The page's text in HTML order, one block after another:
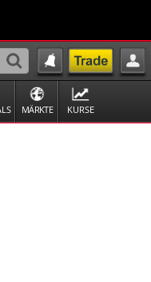
MÄRKTE KURSE